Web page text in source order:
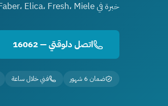
خبرة في Bosch، Faber، Elica، Fresh، Miele. ضمان كتابي 6 شهور.
اتصل دلوقتي — 16062
ضمان 6 شهور فني خلال ساعة